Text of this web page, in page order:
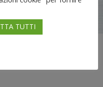
28/d Torino (10122) |
00715420014
TUTTI